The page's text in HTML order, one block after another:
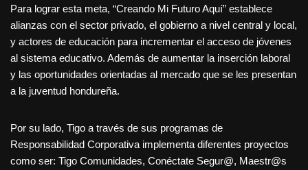
Para lograr esta meta, “Creando Mi Futuro Aquí” establece
alianzas con el sector privado, el gobierno a nivel central y local,
y actores de educación para incrementar el acceso de jóvenes
al sistema educativo. Además de aumentar la inserción laboral
y las oportunidades orientadas al mercado que se les presentan
a la juventud hondureña.
Por su lado, Tigo a través de sus programas de
Responsabilidad Corporativa implementa diferentes proyectos
como ser: Tigo Comunidades, Conéctate Segur@, Maestr@s